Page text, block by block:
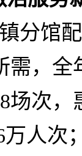
分馆
需，全
场次，
万人次